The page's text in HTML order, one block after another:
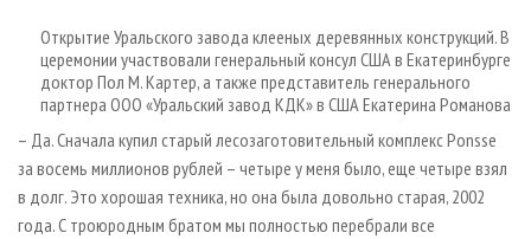
Открытие Уральского завода клееных деревянных конструкций. В
церемонии участвовали генеральный консул США в Екатеринбурге
доктор Пол М. Картер, а также представитель генерального
партнера ООО «Уральский завод КДК» в США Екатерина Романова
– Да. Сначала купил старый лесозаготовительный комплекс Ponsse
за восемь миллионов рублей – четыре у меня было, еще четыре взял
в долг. Это хорошая техника, но она была довольно старая, 2002
года. С троюродным братом мы полностью перебрали все